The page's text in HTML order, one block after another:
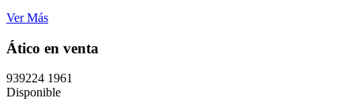
Ver Más
Ático en venta
939224 1961
Disponible